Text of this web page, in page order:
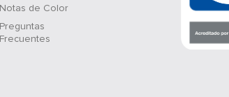
Notas de Color
Preguntas
Frecuentes